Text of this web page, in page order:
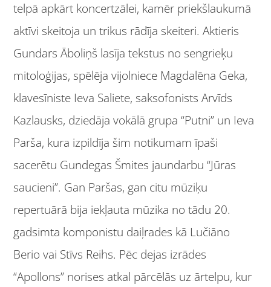
telpā apkārt koncertzālei, kamēr priekšlaukumā
aktīvi skeitoja un trikus rādīja skeiteri. Aktieris
Gundars Āboliņš lasīja tekstus no sengrieķu
mitoloģijas, spēlēja vijolniece Magdalēna Geka,
klavesīniste Ieva Saliete, saksofonists Arvīds
Kazlausks, dziedāja vokālā grupa “Putni” un Ieva
Parša, kura izpildīja šim notikumam īpaši
sacerētu Gundegas Šmites jaundarbu “Jūras
saucieni”. Gan Paršas, gan citu mūziķu
repertuārā bija iekļauta mūzika no tādu 20.
gadsimta komponistu daiļrades kā Lučiāno
Berio vai Stīvs Reihs. Pēc dejas izrādes
“Apollons” norises atkal pārcēlās uz ārtelpu, kur